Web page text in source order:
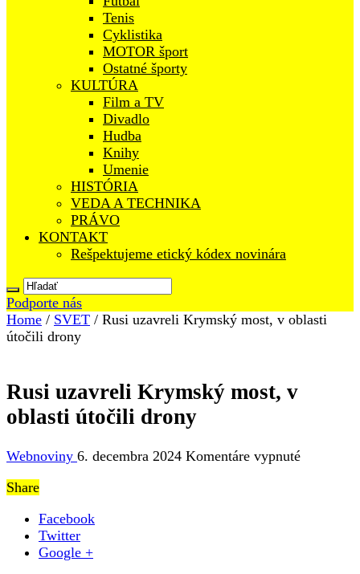
Tenis
Cyklistika
MOTOR šport
Ostatné športy
KULTÚRA
Film a TV
Divadlo
Hudba
Knihy
Umenie
HISTÓRIA
VEDA A TECHNIKA
PRÁVO
KONTAKT
Rešpektujeme etický kódex novinára
Podporte nás
Home / SVET / Rusi uzavreli Krymský most, v oblasti
útočili drony
Rusi uzavreli Krymský most, v
oblasti útočili drony
Webnoviny 6. decembra 2024 Komentáre vypnuténa
Share
Facebook
Twitter
Google +